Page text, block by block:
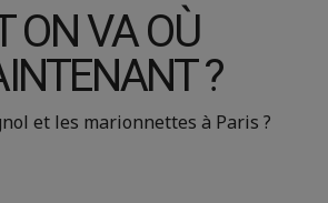
ON VA OÙ
?
et les marionnettes à Paris ?